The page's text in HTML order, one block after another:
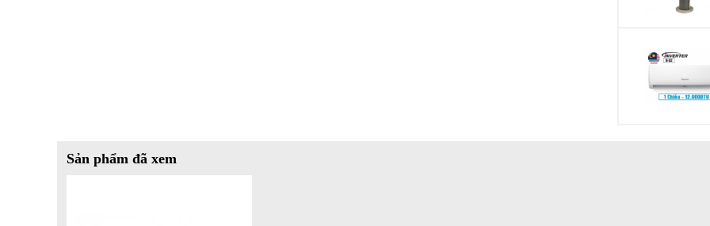
Chất liệu dàn tản
Loại Gas
Sản phẩm đã xem